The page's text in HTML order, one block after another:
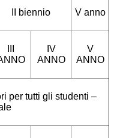
II biennio V anno
IV
ANNO
V
ANNO
per tutti gli studenti –